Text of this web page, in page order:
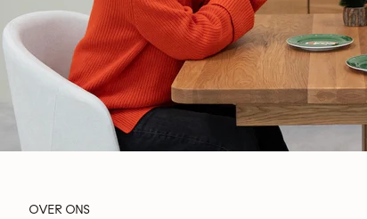
OVER ONS